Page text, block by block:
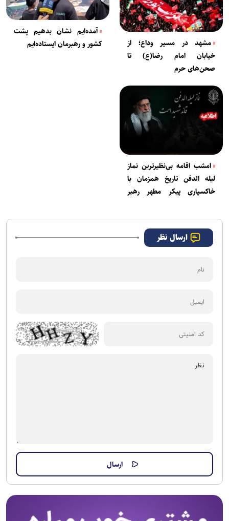
مشهد در مسیر وداع؛ از
خیابان امام رضا(ع) تا
صحن‌های حرم
آمده‌ایم نشان بدهیم پشت
کشور و رهبرمان ایستاده‌ایم
امشب اقامه بی‌نظیرترین نماز
لیله الدفن تاریخ همزمان با
خاکسپاری پیکر مطهر رهبر
ارسال نظر